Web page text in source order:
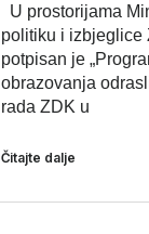
U prostorijama
politiku i izbjeglice
potpisan je
obrazovanja
rada ZDK u
Čitajte dalje